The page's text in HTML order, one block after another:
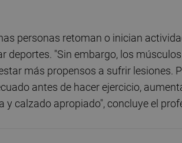
personas retoman o inician
deportes. "Sin embargo, los
más propensos a sufrir lesiones.
antes de hacer ejercicio,
calzado apropiado", concluye el